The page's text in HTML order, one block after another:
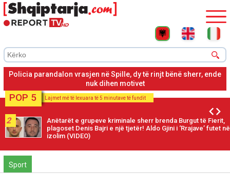
Policia parandalon vrasjen në Spille, dy të rinjt bënë sherr, ende
nuk dihen motivet
POP 5 Lajmet më të lexuara të 5 minutave të fundit
3
'Marrëveshje ose dorëzim të plotë' Donald Trump
paralajmëron se bllokada detare ndaj Iranit do të vazhdojë
Sport